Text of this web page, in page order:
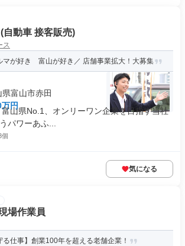
自動車 接客販売)
ス
が好き 富山が好き／ 店舗事業拡大！大募集
富山市赤田
円
山県No.1、オンリーワン企業を目指す当社
パワーあふ...
個
気になる
場作業員
る仕事】創業100年を超える老舗企業！